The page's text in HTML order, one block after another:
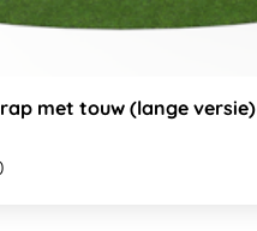
met touw (lange versie)